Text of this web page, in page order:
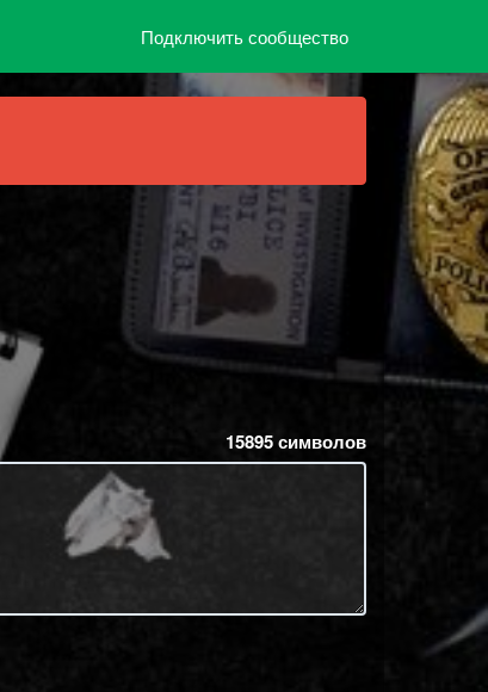
Подключить сообщество
15895символов